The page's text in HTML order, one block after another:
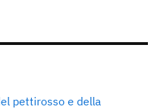
pettirosso e della